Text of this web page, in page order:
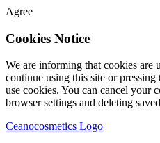
Agree
Cookies Notice
We are informing that cookies are
continue using this site or
use cookies. You can cancel your
browser settings and deleting
Ceanocosmetics Logo